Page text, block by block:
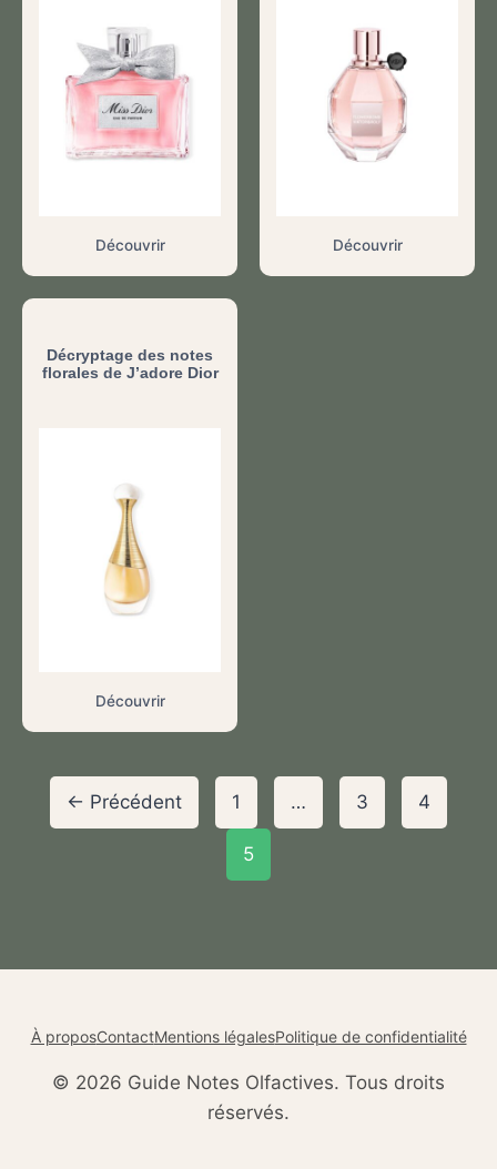
Découvrir Découvrir
Décryptage des notes
florales de J’adore Dior
Découvrir
← Précédent 1 … 3 4
5
À proposContactMentions légalesPolitique de confidentialité
© 2026 Guide Notes Olfactives. Tous droits
réservés.